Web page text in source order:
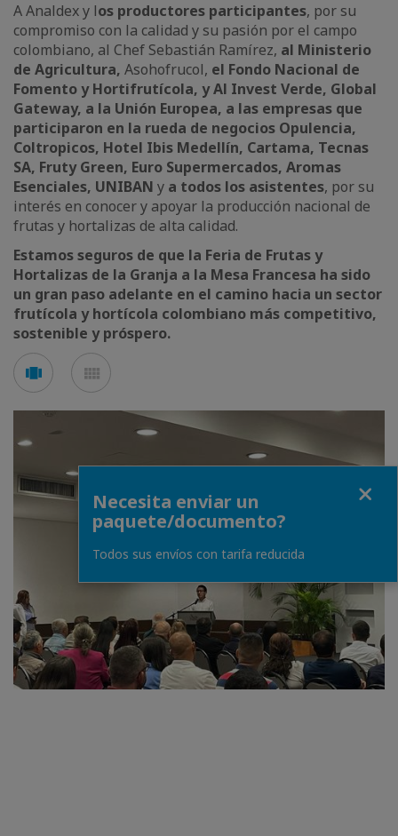
A Analdex y los productores participantes, por su
compromiso con la calidad y su pasión por el campo
colombiano, al Chef Sebastián Ramírez, al Ministerio
de Agricultura, Asohofrucol, el Fondo Nacional de
Fomento y Hortifrutícola, y Al Invest Verde, Global
Gateway, a la Unión Europea, a las empresas que
participaron en la rueda de negocios Opulencia,
Coltropicos, Hotel Ibis Medellín, Cartama, Tecnas
SA, Fruty Green, Euro Supermercados, Aromas
Esenciales, UNIBAN y a todos los asistentes, por su
interés en conocer y apoyar la producción nacional de
frutas y hortalizas de alta calidad.
Estamos seguros de que la Feria de Frutas y
Hortalizas de la Granja a la Mesa Francesa ha sido
un gran paso adelante en el camino hacia un sector
frutícola y hortícola colombiano más competitivo,
sostenible y próspero.
See
carouselmosaic
Necesita enviar un
paquete/documento?
Todos sus envíos con tarifa reducida